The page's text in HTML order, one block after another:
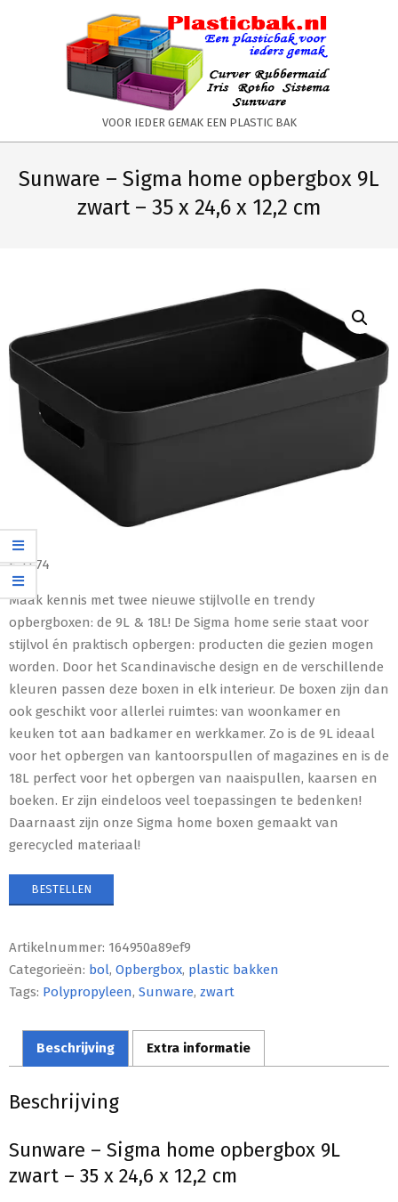
PLASTICBAK.NL
VOOR IEDER GEMAK EEN PLASTIC BAK
Navigation
Navigation
Sunware – Sigma home opbergbox 9L
zwart – 35 x 24,6 x 12,2 cm
€11,74
Maak kennis met twee nieuwe stijlvolle en trendy
opbergboxen: de 9L & 18L! De Sigma home serie staat voor
stijlvol én praktisch opbergen: producten die gezien mogen
worden. Door het Scandinavische design en de verschillende
kleuren passen deze boxen in elk interieur. De boxen zijn dan
ook geschikt voor allerlei ruimtes: van woonkamer en
keuken tot aan badkamer en werkkamer. Zo is de 9L ideaal
voor het opbergen van kantoorspullen of magazines en is de
18L perfect voor het opbergen van naaispullen, kaarsen en
boeken. Er zijn eindeloos veel toepassingen te bedenken!
Daarnaast zijn onze Sigma home boxen gemaakt van
gerecycled materiaal!
BESTELLEN
Artikelnummer: 164950a89ef9
Categorieën: bol, Opbergbox, plastic bakken
Tags: Polypropyleen, Sunware, zwart
Beschrijving Extra informatie
Beschrijving
Sunware – Sigma home opbergbox 9L
zwart – 35 x 24,6 x 12,2 cm